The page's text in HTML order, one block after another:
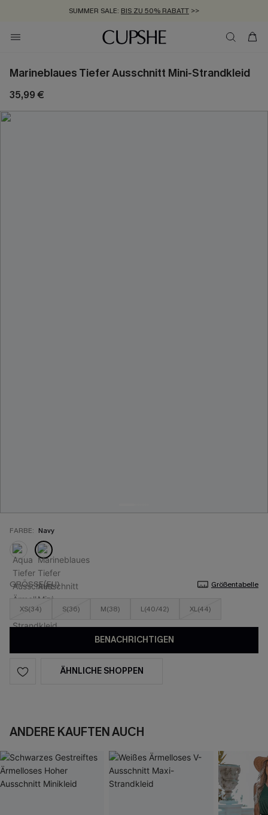
SUMMER SALE: BIS ZU 50% RABATT >>
ZUM NEWSLETTER:BIS ZU -20% EXTRA ERHALTEN
KOSTENLOSER VERSAND AB 89 €
Marineblaues Tiefer Ausschnitt Mini-Strandkleid
35,99 €
FARBE: Navy
GRÖSSE(EU) Größentabelle
XS(34) S(36) M(38) L(40/42) XL(44)
BENACHRICHTIGEN
ÄHNLICHE SHOPPEN
ANDERE KAUFTEN AUCH